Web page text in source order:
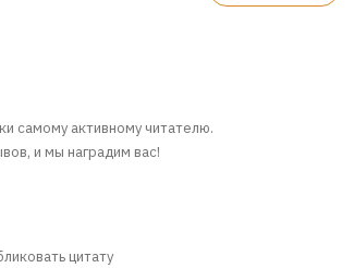
самому активному читателю.
и мы наградим вас!
цитату